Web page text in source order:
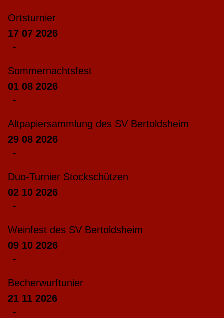
Ortsturnier
17 07 2026
-
Sommernachtsfest
01 08 2026
-
Altpapiersammlung des SV Bertoldsheim
29 08 2026
-
Duo-Turnier Stockschützen
02 10 2026
-
Weinfest des SV Bertoldsheim
09 10 2026
-
Becherwurftunier
21 11 2026
-